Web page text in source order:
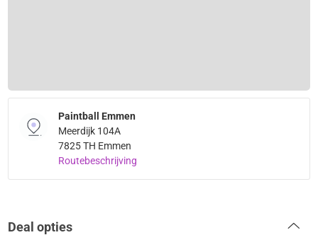
Paintball Emmen
Meerdijk 104A
7825 TH Emmen
Routebeschrijving
Deal opties